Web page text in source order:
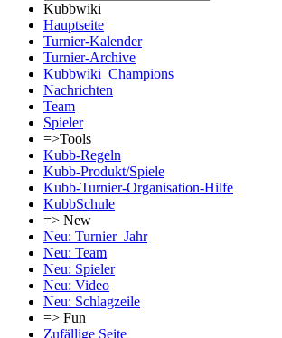
Kubbwiki
Hauptseite
Turnier-Kalender
Turnier-Archive
Kubbwiki_Champions
Nachrichten
Team
Spieler
=>Tools
Kubb-Regeln
Kubb-Produkt/Spiele
Kubb-Turnier-Organisation-Hilfe
KubbSchule
=> New
Neu: Turnier_Jahr
Neu: Team
Neu: Spieler
Neu: Video
Neu: Schlagzeile
=> Fun
Zufällige Seite